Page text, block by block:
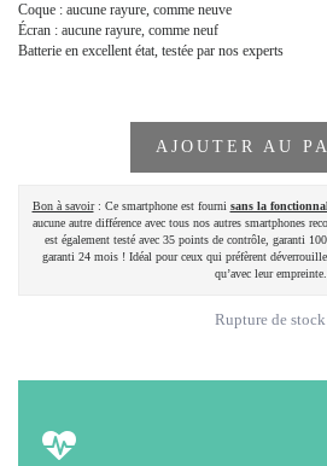
Coque : aucune rayure, comme neuve
Écran : aucune rayure, comme neuf
Batterie en excellent état, testée par nos experts
AJOUTER AU
Bon à savoir: Ce smartphone est fourni sans la
aucune autre différence avec tous nos autres smartphones
est également testé avec 35 points de contrôle, garanti
garanti 24 mois ! Idéal pour ceux qui préfèrent
qu’avec leur empreinte.
Rupture de stock